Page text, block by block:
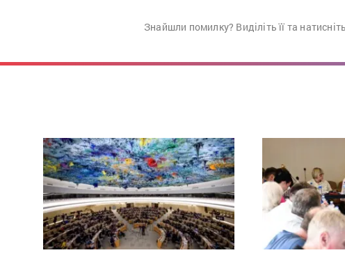
Знайшли помилку? Виділіть її та натисніть